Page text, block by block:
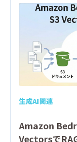
生成AI関連
Amazon
Vectorsで